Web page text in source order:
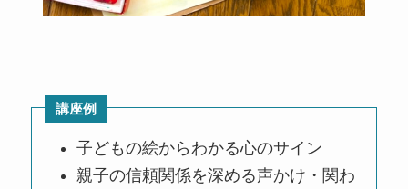
講座例
子どもの絵からわかる心のサイン
親子の信頼関係を深める声かけ・関わ